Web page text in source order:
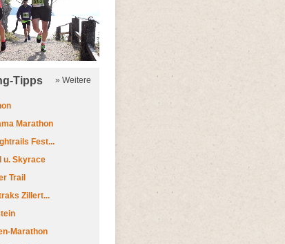
Tipps » Weitere
Marathon
Fest...
u. Skyrace
Trail
Zillert...
Marathon